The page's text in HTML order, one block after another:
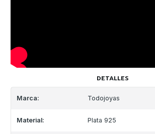
DETALLES
Marca: Todojoyas
Material: Plata 925